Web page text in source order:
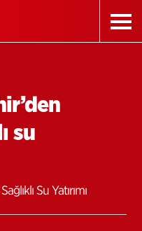
su
Su Yatırımı